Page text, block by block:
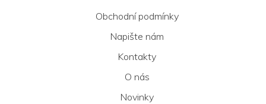
Obchodní podmínky
Napište nám
Kontakty
O nás
Novinky